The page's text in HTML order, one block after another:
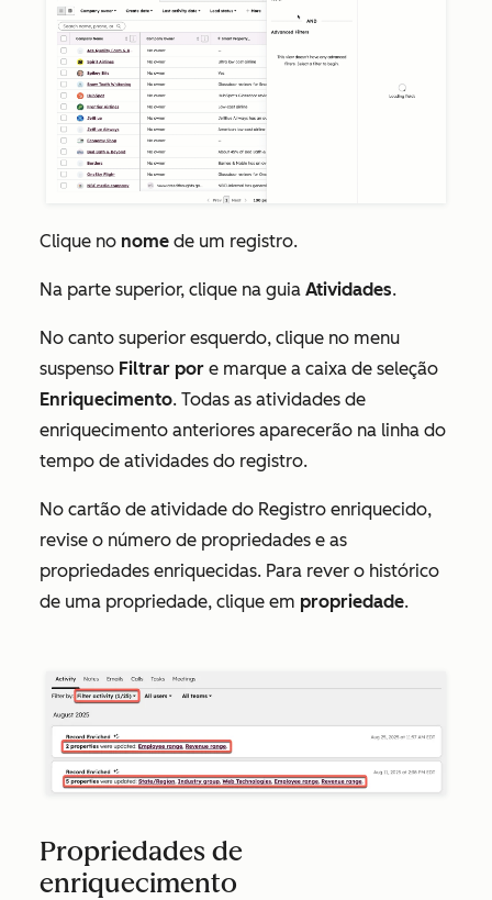
Clique no nome de um registro.
Na parte superior, clique na guia Atividades.
No canto superior esquerdo, clique no menu
suspenso Filtrar por e marque a caixa de seleção
Enriquecimento. Todas as atividades de
enriquecimento anteriores aparecerão na linha do
tempo de atividades do registro.
No cartão de atividade do Registro enriquecido,
revise o número de propriedades e as
propriedades enriquecidas. Para rever o histórico
de uma propriedade, clique em propriedade.
Propriedades de
enriquecimento